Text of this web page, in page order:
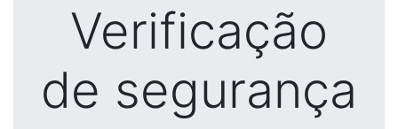
Verificação
de segurança